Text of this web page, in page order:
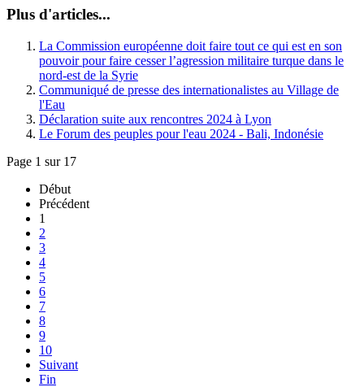
Plus d'articles...
La Commission européenne doit faire tout ce qui est en son
pouvoir pour faire cesser l’agression militaire turque dans le
nord-est de la Syrie
Communiqué de presse des internationalistes au Village de
l'Eau
Déclaration suite aux rencontres 2024 à Lyon
Le Forum des peuples pour l'eau 2024 - Bali, Indonésie
Page 1 sur 17
Début
Précédent
1
2
3
4
5
6
7
8
9
10
Suivant
Fin